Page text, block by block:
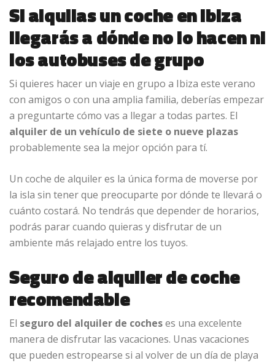
Si alquilas un coche en Ibiza
llegarás a dónde no lo hacen ni
los autobuses de grupo
Si quieres hacer un viaje en grupo a Ibiza este verano
con amigos o con una amplia familia, deberías empezar
a preguntarte cómo vas a llegar a todas partes. El
alquiler de un vehículo de siete o nueve plazas
probablemente sea la mejor opción para tí.
Un coche de alquiler es la única forma de moverse por
la isla sin tener que preocuparte por dónde te llevará o
cuánto costará. No tendrás que depender de horarios,
podrás parar cuando quieras y disfrutar de un
ambiente más relajado entre los tuyos.
Seguro de alquiler de coche
recomendable
El seguro del alquiler de cocheses una excelente
manera de disfrutar las vacaciones. Unas vacaciones
que pueden estropearse si al volver de un día de playa